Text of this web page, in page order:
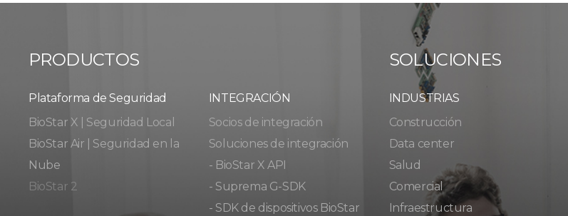
PRODUCTOS
Plataforma de Seguridad
BioStar X | Seguridad Local
BioStar Air | Seguridad en la
Nube
BioStar 2
INTEGRACIÓN
Socios de integración
Soluciones de integración
- BioStar X API
- Suprema G-SDK
- SDK de dispositivos BioStar
SOLUCIONES
INDUSTRIAS
Construcción
Data center
Salud
Comercial
Infraestructura